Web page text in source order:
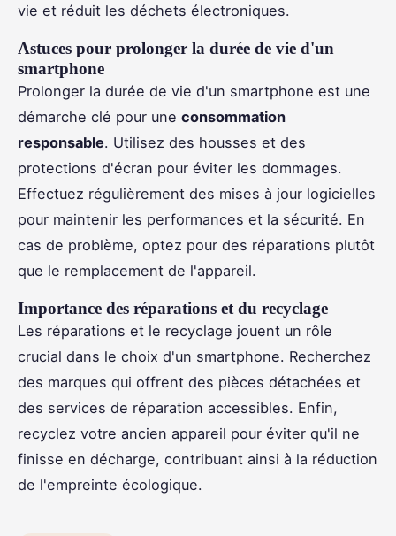
vie et réduit les déchets électroniques.
Astuces pour prolonger la durée de vie d'un
smartphone
Prolonger la durée de vie d'un smartphone est une
démarche clé pour une consommation
responsable. Utilisez des housses et des
protections d'écran pour éviter les dommages.
Effectuez régulièrement des mises à jour logicielles
pour maintenir les performances et la sécurité. En
cas de problème, optez pour des réparations plutôt
que le remplacement de l'appareil.
Importance des réparations et du recyclage
Les réparations et le recyclage jouent un rôle
crucial dans le choix d'un smartphone. Recherchez
des marques qui offrent des pièces détachées et
des services de réparation accessibles. Enfin,
recyclez votre ancien appareil pour éviter qu'il ne
finisse en décharge, contribuant ainsi à la réduction
de l'empreinte écologique.